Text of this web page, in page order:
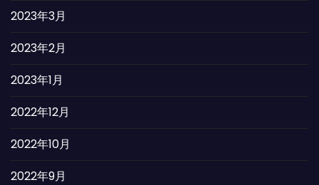
2023年3月
2023年2月
2023年1月
2022年12月
2022年10月
2022年9月